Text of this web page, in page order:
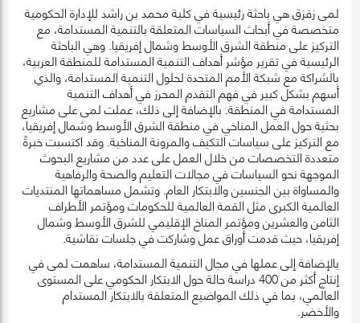
لمى زقزق هي باحثة رئيسية في كلية محمد بن راشد للإدارة الحكومية
متخصصة في أبحاث السياسات المتعلقة بالتنمية المستدامة، مع
التركيز على منطقة الشرق الأوسط وشمال إفريقيا. وهي الباحثة
الرئيسية في تقرير مؤشر أهداف التنمية المستدامة للمنطقة العربية،
بالشراكة مع شبكة الأمم المتحدة لحلول التنمية المستدامة، والذي
أسهم بشكل كبير في فهم التقدم المحرز في أهداف التنمية
المستدامة في المنطقة. بالإضافة إلى ذلك، عملت لمى على مشاريع
بحثية حول العمل المناخي في منطقة الشرق الأوسط وشمال إفريقيا،
مع التركيز على سياسات التكيف والمرونة المناخية. وقد اكتسبت خبرةً
متعددة التخصصات من خلال العمل على عدد من مشاريع البحوث
الموجهة نحو السياسات في مجالات التعليم والصحة والرفاهية
والمساواة بين الجنسين والابتكار العام. وتشمل مساهماتها المنتديات
العالمية الكبرى مثل القمة العالمية للحكومات ومؤتمر الأطراف
الثامن والعشرين ومؤتمر المناخ الإقليمي للشرق الأوسط وشمال
إفريقيا، حيث قدمت أوراق عمل وشاركت في جلسات نقاشية.
بالإضافة إلى عملها في مجال التنمية المستدامة، ساهمت لمى في
إنتاج أكثر من 400 دراسة حالة حول الابتكار الحكومي على المستوى
العالمي، بما في ذلك المواضيع المتعلقة بالابتكار المستدام
والأخضر.